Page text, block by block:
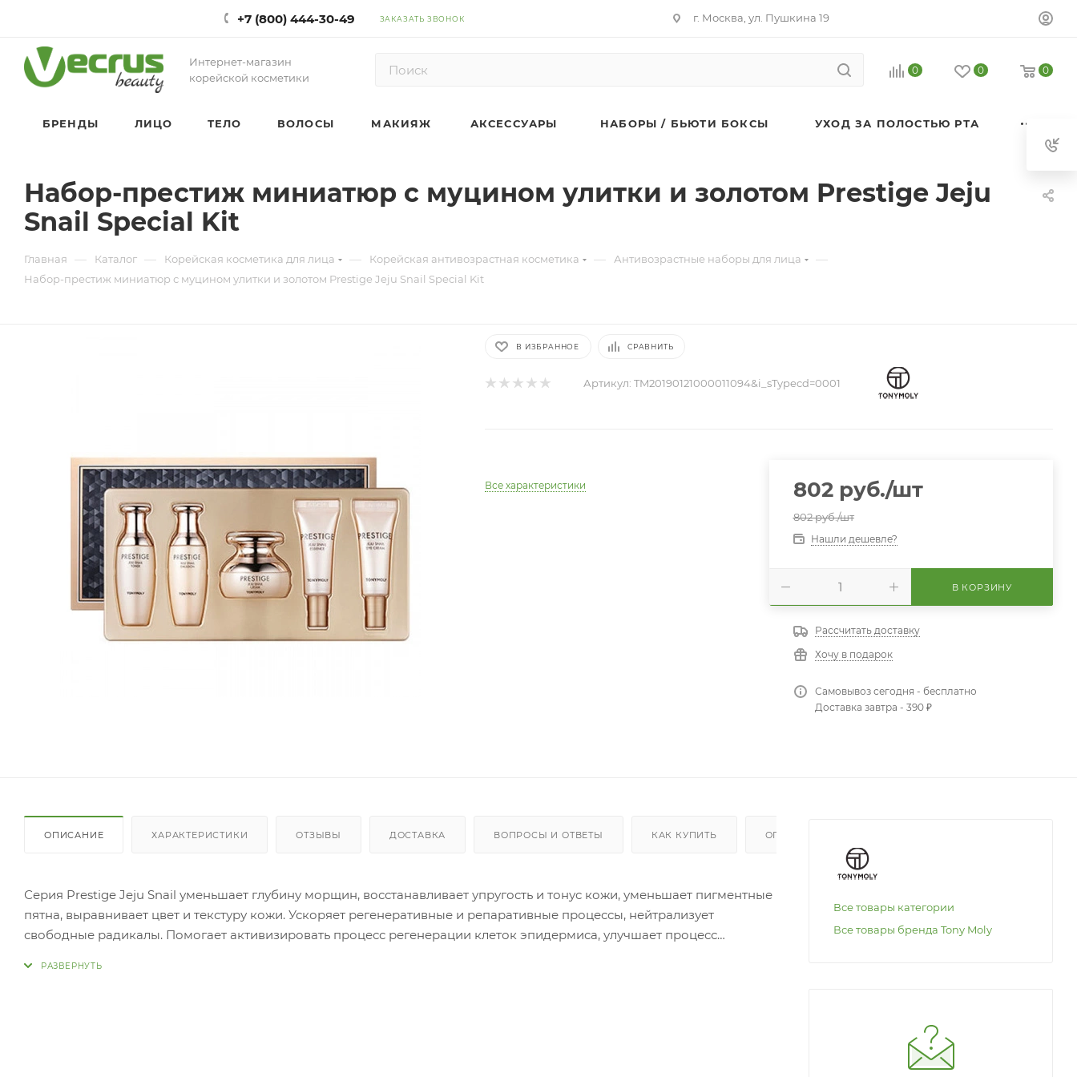
+7 (800) 444-30-49 ЗАКАЗАТЬ ЗВОНОК г. Москва, ул. Пушкина 19
Интернет-магазин
корейской косметики
0 0 0
БРЕНДЫ ЛИЦО ТЕЛО ВОЛОСЫ МАКИЯЖ АКСЕССУАРЫ НАБОРЫ / БЬЮТИ БОКСЫ УХОД ЗА ПОЛОСТЬЮ РТА
Набор-престиж миниатюр с муцином улитки и золотом Prestige Jeju
Snail Special Kit
Главная — Каталог — Корейская косметика для лица — Корейская антивозрастная косметика — Антивозрастные наборы для лица —
Набор-престиж миниатюр с муцином улитки и золотом Prestige Jeju Snail Special Kit
В ИЗБРАННОЕ СРАВНИТЬ
Артикул: TM20190121000011094&i_sTypecd=0001
Все характеристики 802руб./шт
802руб./шт
Нашли дешевле?
В КОРЗИНУ
Рассчитать доставку
Хочу в подарок
Самовывоз сегодня - бесплатно
Доставка завтра - 390 ₽
ОПИСАНИЕ ХАРАКТЕРИСТИКИ ОТЗЫВЫ ДОСТАВКА ВОПРОСЫ И ОТВЕТЫ КАК КУПИТЬ ОПЛАТА
Серия Prestige Jeju Snail уменьшает глубину морщин, восстанавливает упругость и тонус кожи, уменьшает пигментные
пятна, выравнивает цвет и текстуру кожи. Ускоряет регенеративные и репаративные процессы, нейтрализует
свободные радикалы. Помогает активизировать процесс регенерации клеток эпидермиса, улучшает процесс
Все товары категории
Все товары бренда Tony Moly